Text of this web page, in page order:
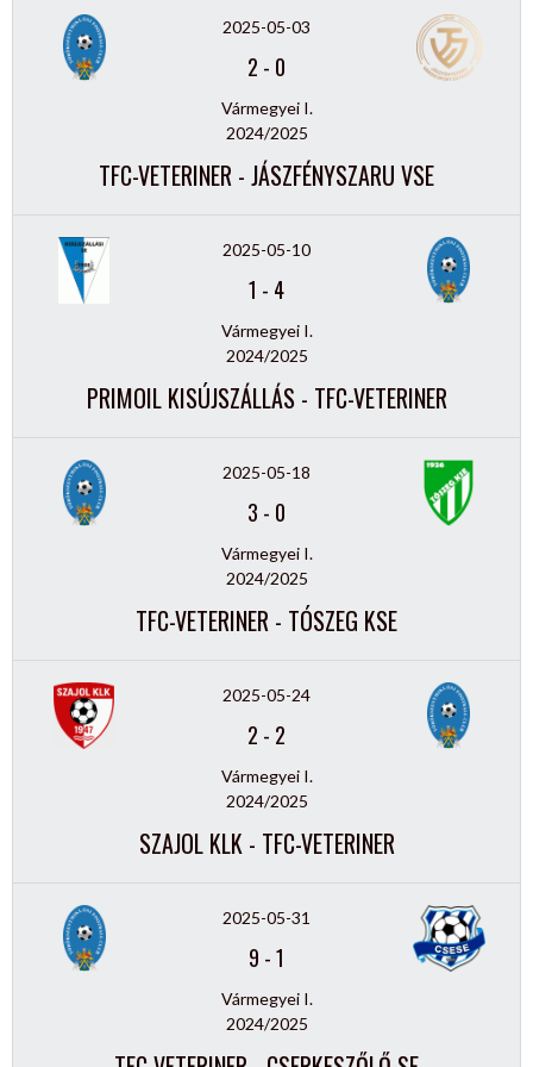
2025-05-03
2 - 0
Vármegyei I.
2024/2025
TFC-VETERINER - JÁSZFÉNYSZARU VSE
2025-05-10
1 - 4
Vármegyei I.
2024/2025
PRIMOIL KISÚJSZÁLLÁS - TFC-VETERINER
2025-05-18
3 - 0
Vármegyei I.
2024/2025
TFC-VETERINER - TÓSZEG KSE
2025-05-24
2 - 2
Vármegyei I.
2024/2025
SZAJOL KLK - TFC-VETERINER
2025-05-31
9 -1
Vármegyei I.
2024/2025